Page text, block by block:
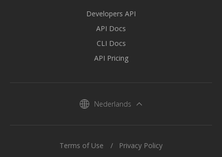
Developers API
API Docs
CLI Docs
API Pricing
Nederlands
Terms of Use Privacy Policy